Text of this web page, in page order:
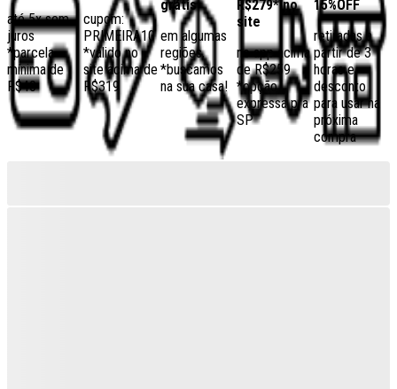
até 5x sem
juros
*parcela
mínima de
R$40
cupom:
PRIMEIRA10
*válido no
site acima de
R$319
grátis
em algumas
regiões,
*buscamos
na sua casa!
R$279* no
site
no app acima
de R$259
*opção
expressa pra
SP
15%OFF
retiradas a
partir de 3
horas e
desconto
para usar na
próxima
compra